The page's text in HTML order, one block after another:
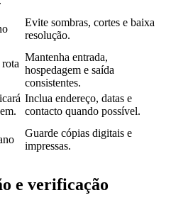
Evite sombras, cortes e baixa
resolução.
Mantenha entrada,
hospedagem e saída
consistentes.
Inclua endereço, datas e
contacto quando possível.
Guarde cópias digitais e
impressas.
e verificação